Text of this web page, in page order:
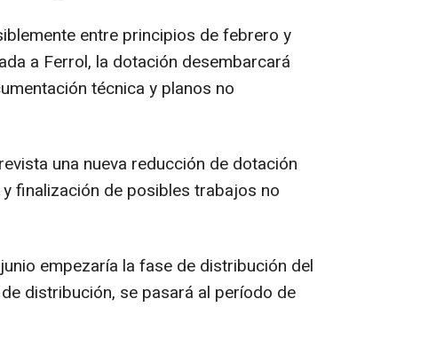
entre principios de febrero y
a Ferrol, la dotación desembarcará
técnica y planos no
una nueva reducción de dotación
finalización de posibles trabajos no
empezaría la fase de distribución del
distribución, se pasará al período de